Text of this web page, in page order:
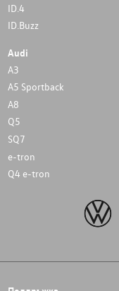
ID.4
ID.Buzz
Audi
A3
A5 Sportback
A8
Q5
SQ7
e-tron
Q4 e-tron